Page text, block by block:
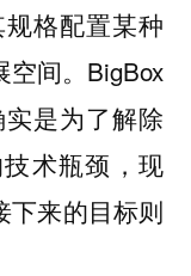
格配置某种
间。BigBox
是为了解除
术瓶颈，现
下来的目标则